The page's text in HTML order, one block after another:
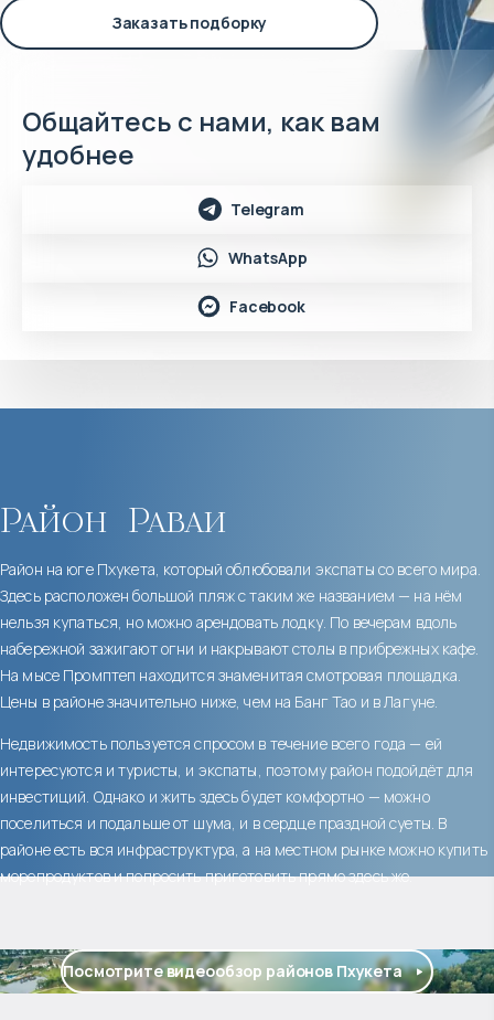
Заказать подборку
Общайтесь с нами, как вам
удобнее
Telegram
WhatsApp
Facebook
Район Раваи
Район на юге Пхукета, который облюбовали экспаты со всего мира.
Здесь расположен большой пляж с таким же названием — на нём
нельзя купаться, но можно арендовать лодку. По вечерам вдоль
набережной зажигают огни и накрывают столы в прибрежных кафе.
На мысе Промптеп находится знаменитая смотровая площадка.
Цены в районе значительно ниже, чем на Банг Тао и в Лагуне.
Недвижимость пользуется спросом в течение всего года — ей
интересуются и туристы, и экспаты, поэтому район подойдёт для
инвестиций. Однако и жить здесь будет комфортно — можно
поселиться и подальше от шума, и в сердце праздной суеты. В
районе есть вся инфраструктура, а на местном рынке можно купить
морепродуктов и попросить приготовить прямо здесь же.
Посмотрите видеообзор районов Пхукета